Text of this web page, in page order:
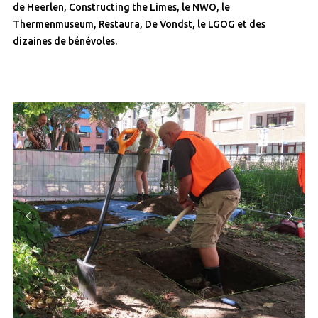
de Heerlen, Constructing the Limes, le NWO, le
Thermenmuseum, Restaura, De Vondst, le LGOG et des
dizaines de bénévoles.